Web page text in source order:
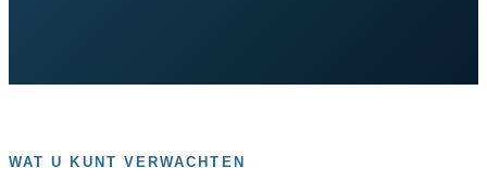
WAT U KUNT VERWACHTEN